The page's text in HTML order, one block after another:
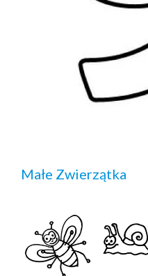
Małe Zwierzątka